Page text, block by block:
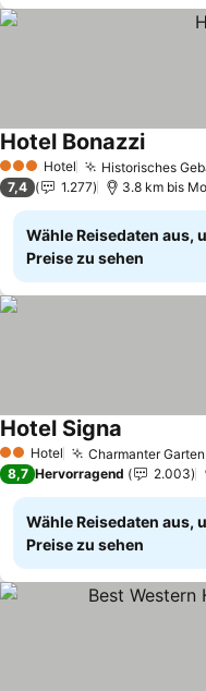
3 SterneHotel Historisches
Hotel Bonazzi
7,4 1.277 3.8 km bis
Wähle Reisedaten aus,
Preise zu sehen
2 Sterne
Hotel Charmanter
Hotel Signa
8,7 Hervorragend 2.003
Wähle Reisedaten aus,
Preise zu sehen